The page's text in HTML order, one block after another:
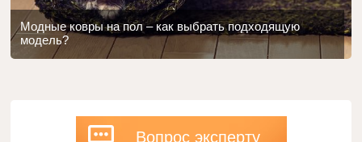
Модные ковры на пол – как выбрать подходящую
модель?
Вопрос эксперту